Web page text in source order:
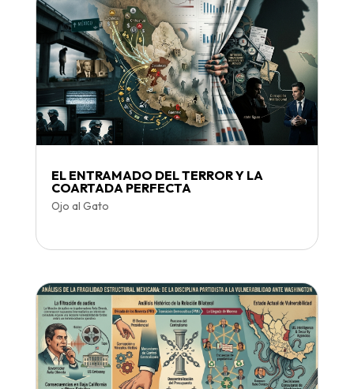
EL ENTRAMADO DEL TERROR Y LA
COARTADA PERFECTA
Ojo al Gato